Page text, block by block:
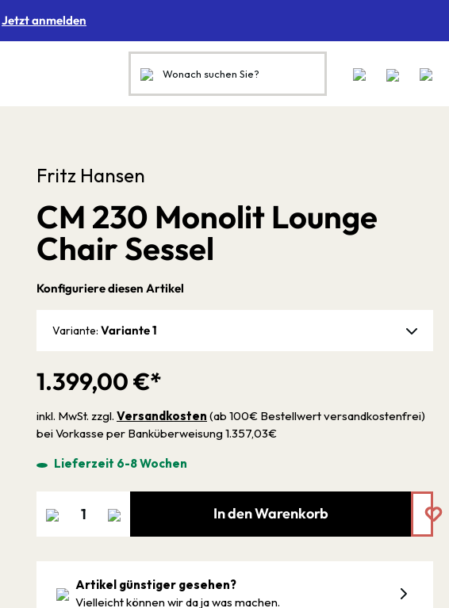
Jetzt anmelden
Fritz Hansen
CM 230 Monolit Lounge
Chair Sessel
1.399,00 €*
inkl. MwSt. zzgl. Versandkosten (ab 100€ Bestellwert versandkostenfrei)
bei Vorkasse per Banküberweisung 1.357,03€
Lieferzeit 6-8 Wochen
Konfiguriere diesen Artikel
Variante: Variante 1
In den Warenkorb
Artikel günstiger gesehen?
Vielleicht können wir da ja was machen.